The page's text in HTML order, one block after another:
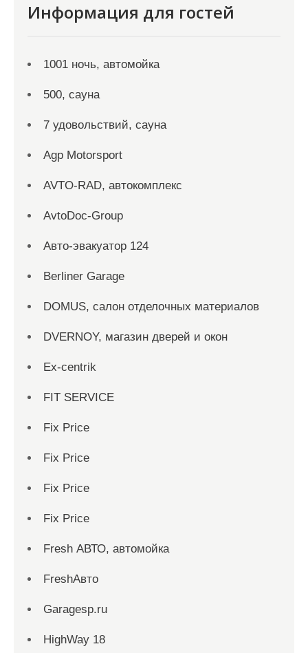
Информация для гостей
1001 ночь, автомойка
500, сауна
7 удовольствий, сауна
Agp Motorsport
AVTO-RAD, автокомплекс
AvtoDoc-Group
Aвто-эвакуатор 124
Berliner Garage
DOMUS, салон отделочных материалов
DVERNOY, магазин дверей и окон
Ex-centrik
FIT SERVICE
Fix Price
Fix Price
Fix Price
Fix Price
Fresh АВТО, автомойка
FreshАвто
Garagesp.ru
HighWay 18